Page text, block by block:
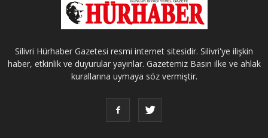
Silivri Hürhaber Gazetesi resmi internet sitesidir. Silivri'ye ilişkin
haber, etkinlik ve duyurular yayınlar. Gazetemiz Basın ilke ve ahlak
kurallarına uymaya söz vermiştir.